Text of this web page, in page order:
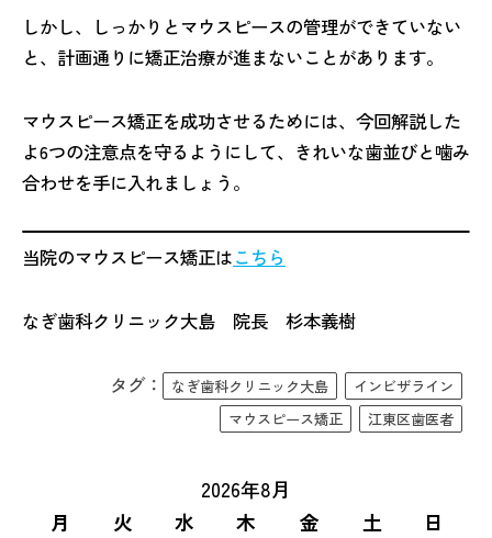
しかし、しっかりとマウスピースの管理ができていない
と、計画通りに矯正治療が進まないことがあります。
マウスピース矯正を成功させるためには、今回解説した
よ6つの注意点を守るようにして、きれいな歯並びと噛み
合わせを手に入れましょう。
当院のマウスピース矯正はこちら
なぎ歯科クリニック大島 院長 杉本義樹
タグ： なぎ歯科クリニック大島
インビザライン
マウスピース矯正
江東区歯医者
2026年8月
月
火 水 木 金 土
日